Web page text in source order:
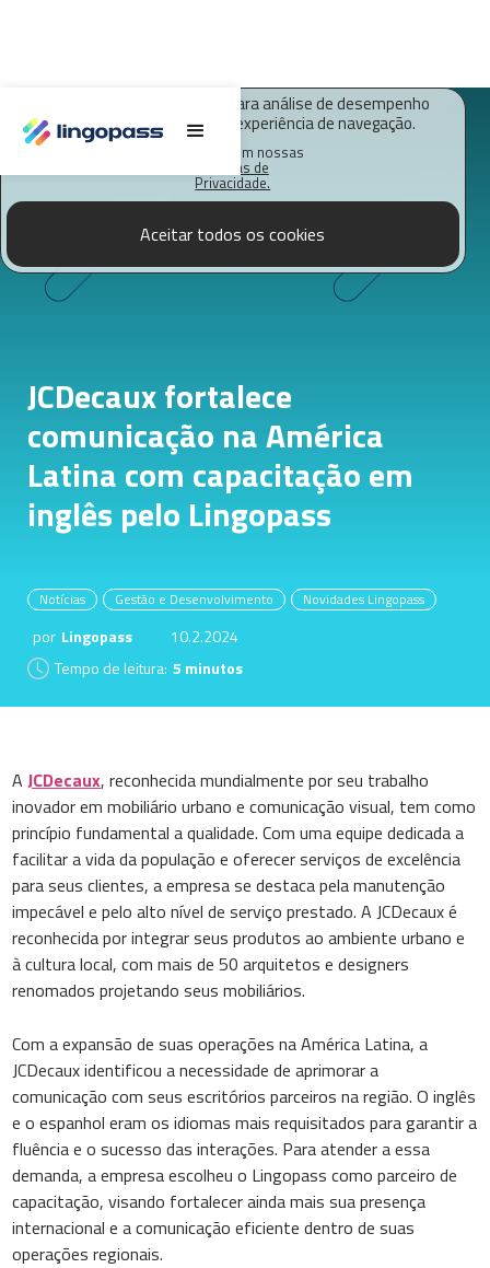
O Lingopass utiliza cookies para análise de desempenho
deste site e melhorar sua experiência de navegação.
Saiba mais em nossas
Políticas de
Privacidade.
Aceitar todos os cookies
JCDecaux fortalece
comunicação na América
Latina com capacitação em
inglês pelo Lingopass
Notícias Gestão e Desenvolvimento Novidades Lingopass
por Lingopass
10.2.2024
Tempo de leitura: 5 minutos
AJCDecaux, reconhecida mundialmente por seu trabalho
inovador em mobiliário urbano e comunicação visual, tem como
princípio fundamental a qualidade. Com uma equipe dedicada a
facilitar a vida da população e oferecer serviços de excelência
para seus clientes, a empresa se destaca pela manutenção
impecável e pelo alto nível de serviço prestado. A JCDecaux é
reconhecida por integrar seus produtos ao ambiente urbano e
à cultura local, com mais de 50 arquitetos e designers
renomados projetando seus mobiliários.
Com a expansão de suas operações na América Latina, a
JCDecaux identificou a necessidade de aprimorar a
comunicação com seus escritórios parceiros na região. O inglês
e o espanhol eram os idiomas mais requisitados para garantir a
fluência e o sucesso das interações. Para atender a essa
demanda, a empresa escolheu o Lingopass como parceiro de
capacitação, visando fortalecer ainda mais sua presença
internacional e a comunicação eficiente dentro de suas
operações regionais.